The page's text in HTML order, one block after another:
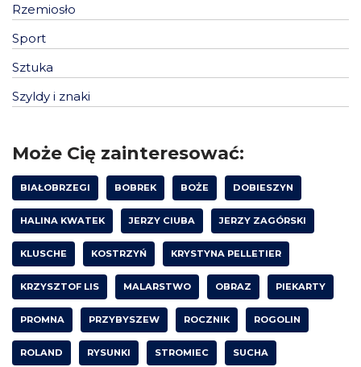
Rzemiosło
Sport
Sztuka
Szyldy i znaki
Może Cię zainteresować:
BIAŁOBRZEGI BOBREK BOŻE DOBIESZYN
HALINA KWATEK JERZY CIUBA JERZY ZAGÓRSKI
KLUSCHE KOSTRZYŃ KRYSTYNA PELLETIER
KRZYSZTOF LIS MALARSTWO OBRAZ PIEKARTY
PROMNA PRZYBYSZEW ROCZNIK ROGOLIN
ROLAND RYSUNKI STROMIEC SUCHA